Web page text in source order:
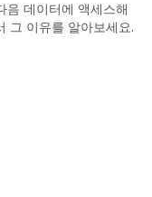
음 데이터에 액세스해
그 이유를 알아보세요.